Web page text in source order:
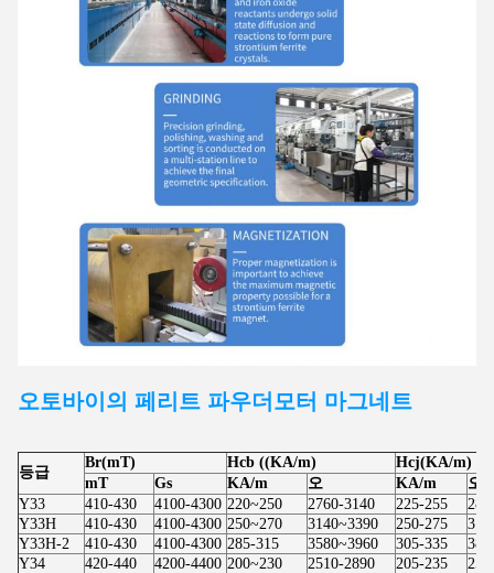
오토바이의 페리트 파우더 모터 마그네트
등급
Br(mT) Hcb ((KA/m)
Hcj(KA/m)
mT
Gs KA/m 오 KA/m
오
Y33
410-430 4100-4300 220~250 2760-3140 225-255
Y33H
410-430 4100-4300 250~270 3140~3390 250-275
Y33H-2
410-430 4100-4300 285-315 3580~3960 305-335
Y34
420-440 4200-4400 200~230 2510-2890 205-235